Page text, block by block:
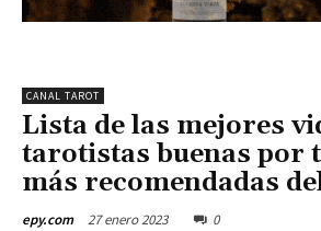
CANAL TAROT
Lista de las mejores
tarotistas buenas por
más recomendadas
epy.com 27 enero 2023 0